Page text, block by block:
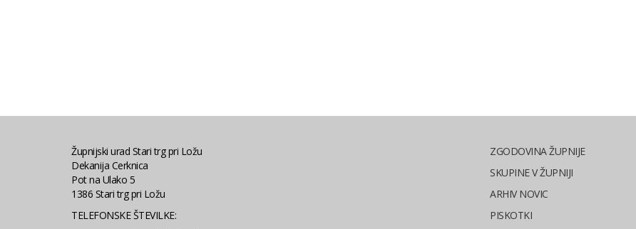
Župnijski urad Stari trg pri Ložu
Dekanija Cerknica
Pot na Ulako 5
1386 Stari trg pri Ložu
TELEFONSKE ŠTEVILKE:
ZGODOVINA ŽUPNIJE
SKUPINE V ŽUPNIJI
ARHIV NOVIC
PISKOTKI